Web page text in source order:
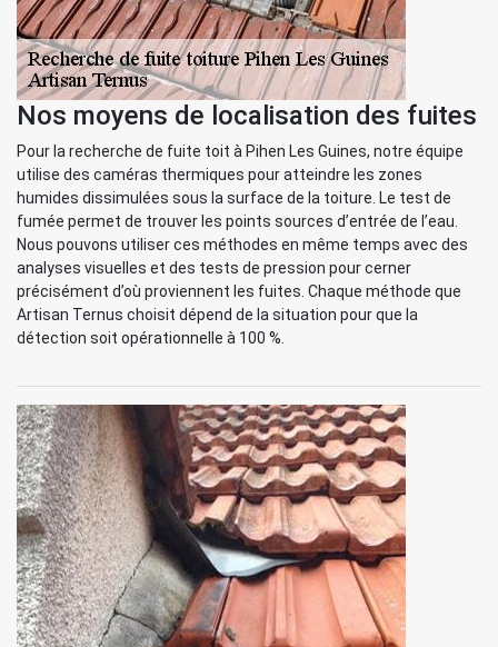
Nos moyens de localisation des fuites
Pour la recherche de fuite toit à Pihen Les Guines, notre équipe
utilise des caméras thermiques pour atteindre les zones
humides dissimulées sous la surface de la toiture. Le test de
fumée permet de trouver les points sources d’entrée de l’eau.
Nous pouvons utiliser ces méthodes en même temps avec des
analyses visuelles et des tests de pression pour cerner
précisément d’où proviennent les fuites. Chaque méthode que
Artisan Ternus choisit dépend de la situation pour que la
détection soit opérationnelle à 100 %.